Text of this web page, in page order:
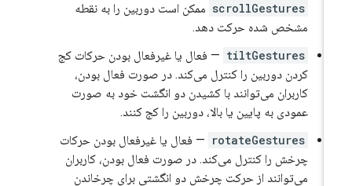
scrollGestures ممکن است دوربین را به نقطه
مشخص شده حرکت دهد.
tiltGestures — فعال یا غیرفعال بودن حرکات کج
کردن دوربین را کنترل می‌کند. در صورت فعال بودن،
کاربران می‌توانند با کشیدن دو انگشت خود به صورت
عمودی به پایین یا بالا، دوربین را کج کنند.
rotateGestures — فعال یا غیرفعال بودن حرکات
چرخش را کنترل می‌کند. در صورت فعال بودن، کاربران
می‌توانند از حرکت چرخش دو انگشتی برای چرخاندن